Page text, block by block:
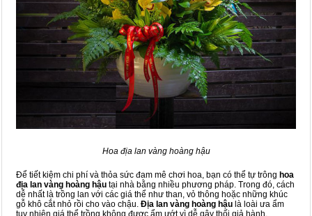
Hoa địa lan vàng hoàng hậu
Để tiết kiệm chi phí và thỏa sức đam mê chơi hoa, bạn có thể tự trông hoa
địa lan vàng hoàng hậu tại nhà bằng nhiều phương pháp. Trong đó, cách
dễ nhất là trồng lan với các giá thể như than, vỏ thông hoặc những khúc
gỗ khô cắt nhỏ rồi cho vào chậu. Địa lan vàng hoàng hậu là loài ưa ẩm